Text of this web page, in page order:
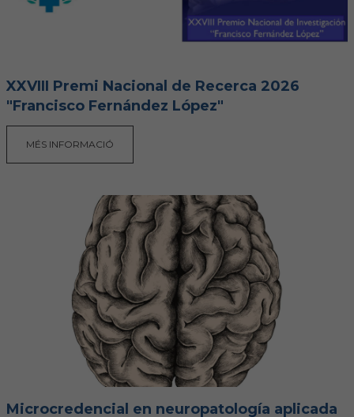
XXVIII Premi Nacional de Recerca 2026
"Francisco Fernández López"
MÉS INFORMACIÓ
Microcredencial en neuropatología aplicada